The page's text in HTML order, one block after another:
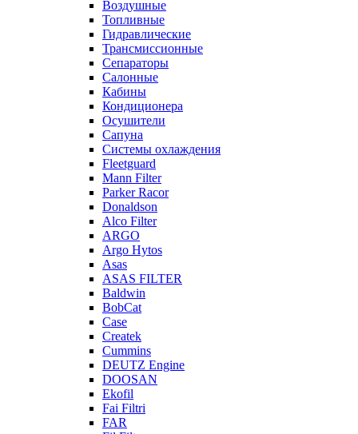
Воздушные
Топливные
Гидравлические
Трансмиссионные
Сепараторы
Салонные
Кабины
Кондиционера
Осушители
Сапуна
Системы охлаждения
Fleetguard
Mann Filter
Parker Racor
Donaldson
Alco Filter
ARGO
Argo Hytos
Asas
ASAS FILTER
Baldwin
BobCat
Case
Createk
Cummins
DEUTZ Engine
DOOSAN
Ekofil
Fai Filtri
FAR